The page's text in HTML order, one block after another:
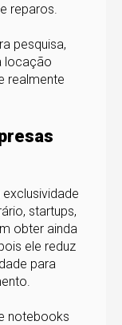
reparos.
pesquisa,
locação
realmente
startups,
obter ainda
ele reduz
para
notebooks